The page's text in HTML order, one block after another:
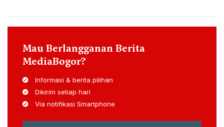
Mau Berlangganan Berita
MediaBogor?
Informasi & berita pilihan
Dikirim setiap hari
Via notifikasi Smartphone